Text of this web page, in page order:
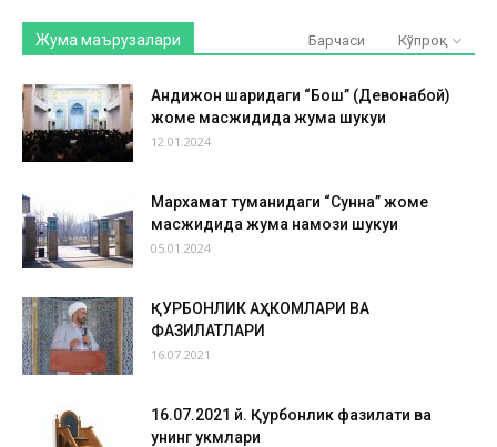
Жума маърузалари Барчаси Кўпроқ
Андижон шаҳридаги “Бош” (Девонабой)
жоме масжидида жума шукуҳи
12.01.2024
Мархамат туманидаги “Сунна” жоме
масжидида жума намози шукуҳи
05.01.2024
ҚУРБОНЛИК АҲКОМЛАРИ ВА
ФАЗИЛАТЛАРИ
16.07.2021
16.07.2021 й. Қурбонлик фазилати ва
унинг ҳукмлари